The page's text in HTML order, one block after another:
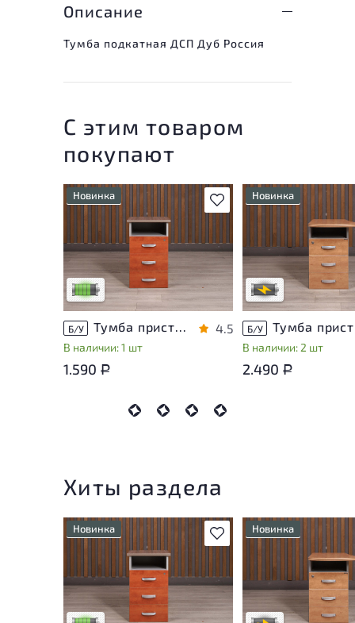
Описание
Тумба подкатная ДСП Дуб Россия
С этим товаром
покупают
В избранное
Новинка
У товара присутствуют
незначительные следы
эксплуатации, не влияющие
на удобство его
использования
Низкая степень износа
Б/У Тумба приставная Berlin ДСП Орех Россия
В наличии: 1 шт
4.5
1.590 Р
Новинка
Степень износа
стадии проверки. Вы
уточнить
информацию у
магазина
В обработке
Б/У
В наличии: 2 шт
2.490 Р
Хиты раздела
В избранное
Новинка
У товара присутствуют
незначительные следы
эксплуатации, не влияющие
на удобство его
использования
Новинка
Степень износа
стадии проверки. Вы
уточнить
информацию у
магазина